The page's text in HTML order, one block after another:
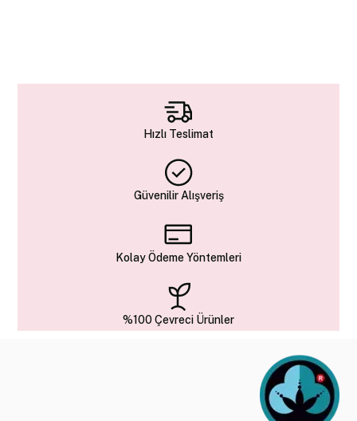
Hızlı Teslimat
Güvenilir Alışveriş
Kolay Ödeme Yöntemleri
%100 Çevreci Ürünler